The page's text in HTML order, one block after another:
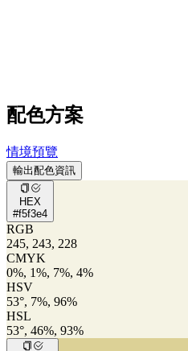
配色方案
情境預覽
輸出配色資訊
HEX
#f5f3e4
RGB
245, 243, 228
CMYK
0%, 1%, 7%, 4%
HSV
53°, 7%, 96%
HSL
53°, 46%, 93%